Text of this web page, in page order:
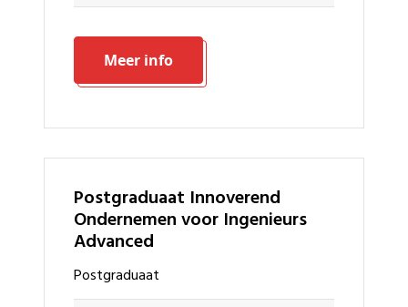
Meer info
Postgraduaat Innoverend
Ondernemen voor Ingenieurs
Advanced
Postgraduaat